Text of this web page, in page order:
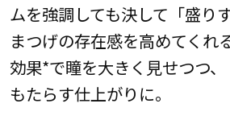
ムを強調しても決して「盛り
まつげの存在感を高めてくれ
効果*で瞳を大きく見せつつ
もたらす仕上がりに。